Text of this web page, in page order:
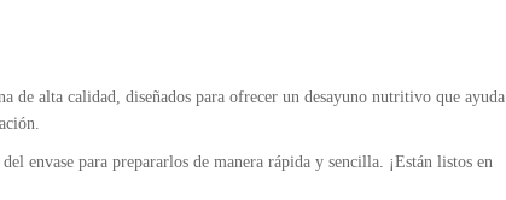
de alta calidad, diseñados para ofrecer un desayuno nutritivo que ayuda
envase para prepararlos de manera rápida y sencilla. ¡Están listos en